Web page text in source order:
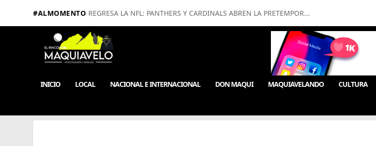
#ALMOMENTO REGRESA LA NFL: PANTHERS Y CARDINALS ABREN LA PRETEMPOR...
INICIO LOCAL NACIONAL E INTERNACIONAL DON MAQUI MAQUIAVELANDO CULTURA